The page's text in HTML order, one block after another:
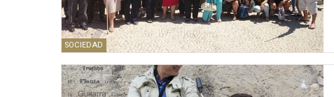
SOCIEDAD